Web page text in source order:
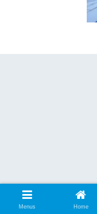
Menus Home